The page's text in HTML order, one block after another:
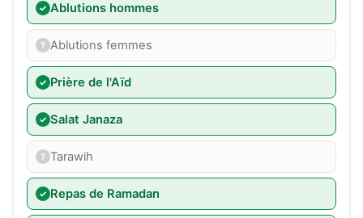
Ablutions hommes
Ablutions femmes
Prière de l'Aïd
Salat Janaza
Tarawih
Repas de Ramadan